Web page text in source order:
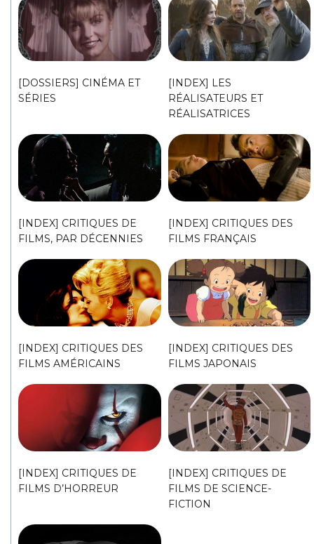
[DOSSIERS] CINÉMA ET
SÉRIES
[INDEX] LES
RÉALISATEURS ET
RÉALISATRICES
[INDEX] CRITIQUES DE
FILMS, PAR DÉCENNIES
[INDEX] CRITIQUES DES
FILMS FRANÇAIS
[INDEX] CRITIQUES DES
FILMS AMÉRICAINS
[INDEX] CRITIQUES DES
FILMS JAPONAIS
[INDEX] CRITIQUES DE
FILMS D’HORREUR
[INDEX] CRITIQUES DE
FILMS DE SCIENCE-
FICTION